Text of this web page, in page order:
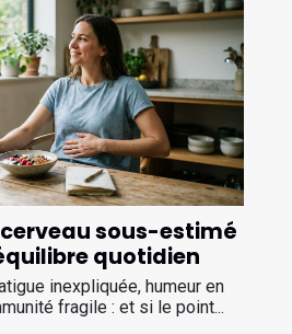
cerveau sous-estimé
quotidien
inexpliquée, humeur en
fragile : et si le point...